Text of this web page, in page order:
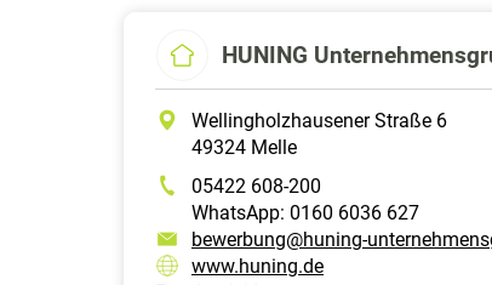
HUNING
Wellingholzhausener Straße 6
49324 Melle
05422 608-200
WhatsApp: 0160 6036 627
bewerbung@huning-
www.huning.de